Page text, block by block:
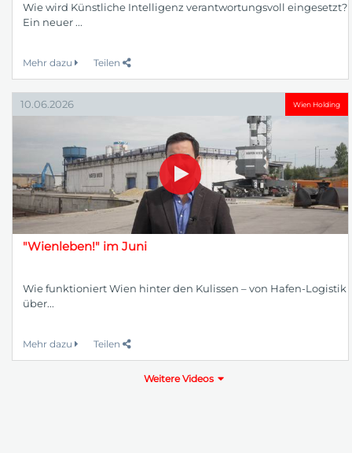
Wie wird Künstliche Intelligenz verantwortungsvoll eingesetzt?
Ein neuer ...
Mehr dazu Teilen
10.06.2026 Wien Holding
"Wienleben!" im Juni
Wie funktioniert Wien hinter den Kulissen – von Hafen-Logistik
über...
Mehr dazu Teilen
Weitere Videos